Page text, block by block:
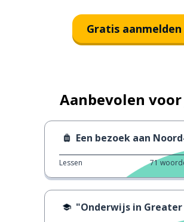
Gratis aanmelden
Aanbevolen
Een bezoek aan Noord-
Lessen 71
"Onderwijs in Greater